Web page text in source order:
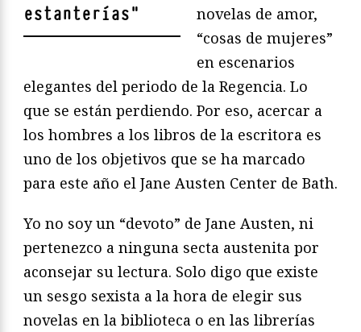
estanterías"
novelas de amor,
“cosas de mujeres”
en escenarios
elegantes del periodo de la Regencia. Lo
que se están perdiendo. Por eso, acercar a
los hombres a los libros de la escritora es
uno de los objetivos que se ha marcado
para este año el Jane Austen Center de Bath.
Yo no soy un “devoto” de Jane Austen, ni
pertenezco a ninguna secta austenita por
aconsejar su lectura. Solo digo que existe
un sesgo sexista a la hora de elegir sus
novelas en la biblioteca o en las librerías